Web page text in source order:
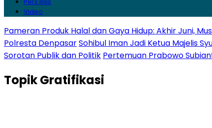
Video
Pameran Produk Halal dan Gaya Hidup: Akhir Juni,
Polresta DenpasarSohibul Iman Jadi Ketua Majelis
Sorotan Publik dan Politik Pertemuan Prabowo
TopikGratifikasi